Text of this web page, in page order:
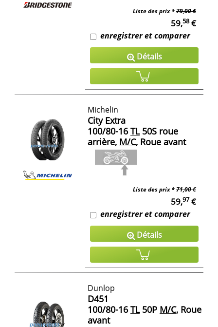
Liste des prix *79,00 €
59,58€
enregistrer et comparer
Détails
Michelin
City Extra
100/80-16 TL50S roue
arrière, M/C, Roue avant
Liste des prix *71,00 €
59,97€
enregistrer et comparer
Détails
Dunlop
D451
100/80-16 TL50P M/C, Roue
avant